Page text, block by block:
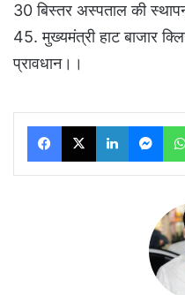
30 बिस्तर अस्पताल की
45. मुख्यमंत्री हाट बाजार
प्रावधान।।
Facebook
X LinkedIn